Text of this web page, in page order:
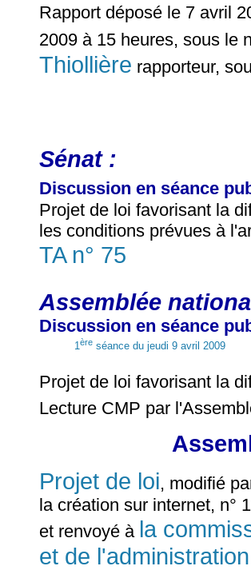
Rapport déposé le 7 avril
2009 à 15 heures, sous le
Thiollière rapporteur,
Sénat :
Discussion en séance
Projet de loi favorisant la
les conditions prévues à
TA n° 75
Assemblée
Discussion en séance
1ère séance du jeudi 9 avril 2009
Projet de loi favorisant la
Lecture CMP par
Projet de loi, modifié
la création sur internet, n°
et renvoyé à la
et de